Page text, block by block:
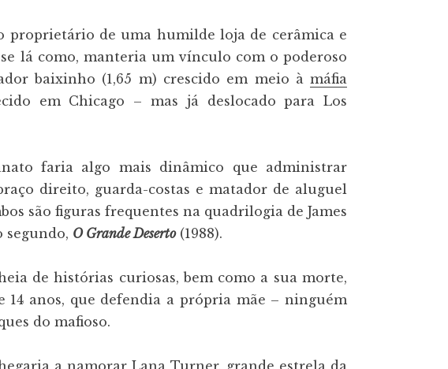
proprietário de uma humilde loja de cerâmica e
lá como, manteria um vínculo com o poderoso
baixinho (1,65 m) crescido em meio àmáfia
em Chicago – mas já deslocado para Los
faria algo mais dinâmico que administrar
direito, guarda-costas e matador de aluguel
são figuras frequentes na quadrilogia de James
segundo, O Grande Deserto(1988).
de histórias curiosas, bem como a sua morte,
14 anos, que defendia a própria mãe – ninguém
do mafioso.